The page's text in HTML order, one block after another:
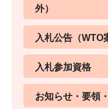
外）
入札公告（WTO
入札参加資格
お知らせ・要領